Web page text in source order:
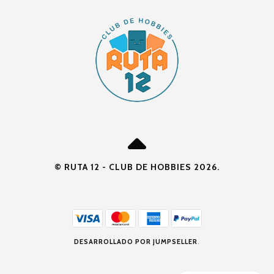
© RUTA 12 - CLUB DE HOBBIES 2026.
DESARROLLADO POR JUMPSELLER